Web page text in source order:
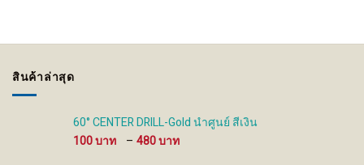
product
สินค้าล่าสุด
60° CENTER DRILL-Gold นำศูนย์ สีเงิน
100
– 480